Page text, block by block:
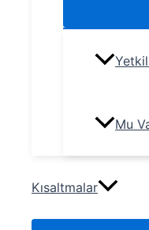
Mu
Kısaltmalar